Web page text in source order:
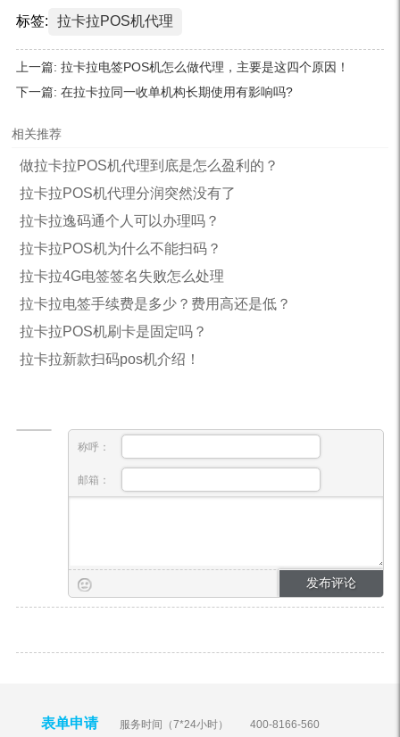
标签: 拉卡拉POS机代理
上一篇: 拉卡拉电签POS机怎么做代理，主要是这四个原因！
下一篇: 在拉卡拉同一收单机构长期使用有影响吗?
相关推荐
做拉卡拉POS机代理到底是怎么盈利的？
拉卡拉POS机代理分润突然没有了
拉卡拉逸码通个人可以办理吗？
拉卡拉POS机为什么不能扫码？
拉卡拉4G电签签名失败怎么处理
拉卡拉电签手续费是多少？费用高还是低？
拉卡拉POS机刷卡是固定吗？
拉卡拉新款扫码pos机介绍！
称呼：
邮箱：
表单申请 服务时间（7*24小时） 400-8166-560